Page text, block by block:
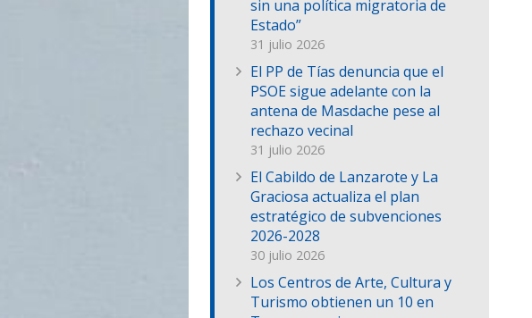
sin una política migratoria de
Estado”
31 julio 2026
El PP de Tías denuncia que el
PSOE sigue adelante con la
antena de Masdache pese al
rechazo vecinal
31 julio 2026
El Cabildo de Lanzarote y La
Graciosa actualiza el plan
estratégico de subvenciones
2026-2028
30 julio 2026
Los Centros de Arte, Cultura y
Turismo obtienen un 10 en